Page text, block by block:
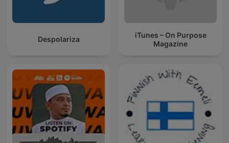
Despolariza
iTunes – On Purpose
Magazine